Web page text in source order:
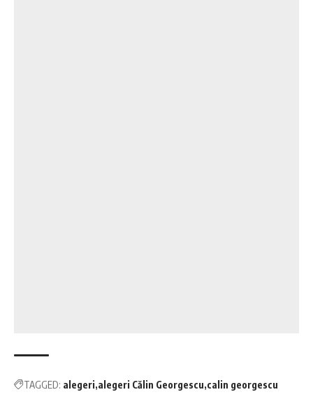
TAGGED: alegeri alegeri Călin Georgescu calin georgescu